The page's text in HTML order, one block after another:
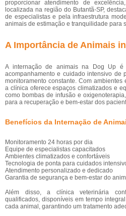
proporcionar atendimento de
localizada na região do Butantã-SP,
de especialistas e pela infraestrutura
animais de estimação e tranquilidade para
A Importância de Animais
A internação de animais na Dog Up
acompanhamento e cuidado intensivo de
monitoramento constante. Com
a clínica oferece espaços climatizados e
como bombas de infusão e
para a recuperação e bem-estar dos
Benefícios da Internação de
Monitoramento 24 horas por dia
Equipe de especialistas capacitados
Ambientes climatizados e confortáveis
Tecnologia de ponta para cuidados
Atendimento personalizado e dedicado
Garantia de segurança e bem-estar do
Além disso, a clínica veterinária
qualificados, disponíveis em tempo
cada animal, garantindo um tratamento